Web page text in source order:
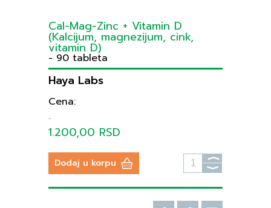
Cal-Mag-Zinc + Vitamin D
(Kalcijum, magnezijum, cink,
vitamin D)
- 90 tableta
Haya Labs
Cena:
1.200,00 RSD
Dodaj u korpu
⟩
⟩